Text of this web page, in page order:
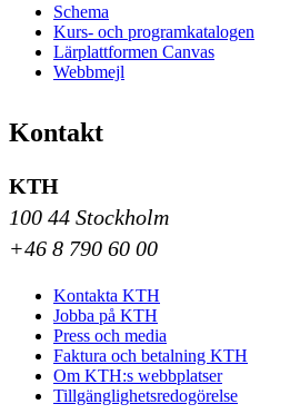
Schema
Kurs- och programkatalogen
Lärplattformen Canvas
Webbmejl
Kontakt
KTH
100 44 Stockholm
+46 8 790 60 00
Kontakta KTH
Jobba på KTH
Press och media
Faktura och betalning KTH
Om KTH:s webbplatser
Tillgänglighetsredogörelse